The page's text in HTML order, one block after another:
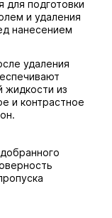
для подготовки
и удаления
нанесением
удаления
жидкости из
и контрастное